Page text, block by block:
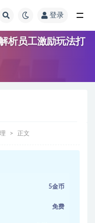
登录
析员工激励玩法打
正文
5金币
免费